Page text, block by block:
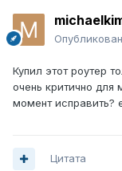
Купил этот роутер
очень критично для
момент исправить?
Цитата